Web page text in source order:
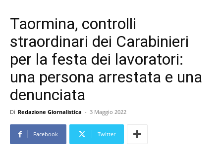
Taormina, controlli
straordinari dei Carabinieri
per la festa dei lavoratori:
una persona arrestata e una
denunciata
Di Redazione Giornalistica - 3 Maggio 2022
Facebook Twitter